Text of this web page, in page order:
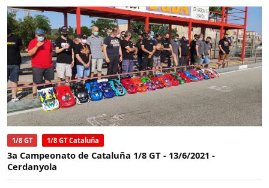
1/8 GT 1/8 GT Cataluña
3a Campeonato de Cataluña 1/8 GT - 13/6/2021 -
Cerdanyola